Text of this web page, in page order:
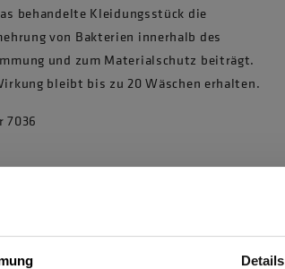
Details
behandelte Kleidungsstück die
von Bakterien innerhalb des
und zum Materialschutz beiträgt.
bleibt bis zu 20 Wäschen erhalten.
7036